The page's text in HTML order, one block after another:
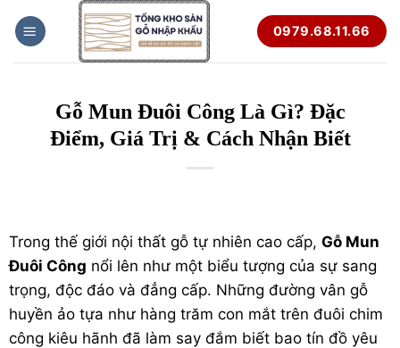
qua
nội
0979.68.11.66
Gỗ Mun Đuôi Công Là Gì? Đặc
Điểm, Giá Trị & Cách Nhận Biết
Trong thế giới nội thất gỗ tự nhiên cao cấp, Gỗ Mun
Đuôi Công nổi lên như một biểu tượng của sự sang
trọng, độc đáo và đẳng cấp. Những đường vân gỗ
huyền ảo tựa như hàng trăm con mắt trên đuôi chim
công kiêu hãnh đã làm say đắm biết bao tín đồ yêu